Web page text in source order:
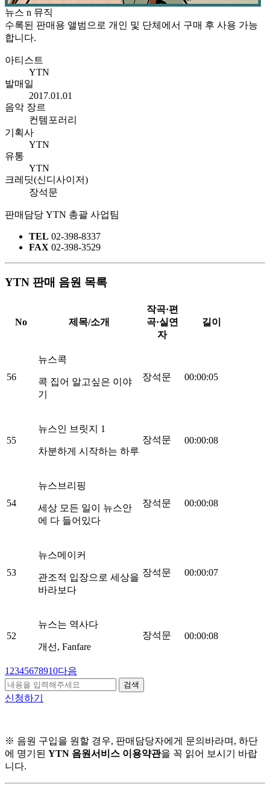
뉴스 n 뮤직
수록된 판매용 앨범으로 개인 및 단체에서 구매 후 사용 가능
합니다.
아티스트
YTN
발매일
2017.01.01
음악 장르
컨템포러리
기획사
YTN
유통
YTN
크레딧(신디사이저)
장석문
판매담당 YTN 총괄 사업팀
TEL 02-398-8337
FAX 02-398-3529
YTN 판매 음원 목록
No 제목/소개
작곡·편
곡·실연
자
길이
56
뉴스콕
콕 집어 알고싶은 이야
기
장석문 00:00:05
55
뉴스인 브릿지 1
차분하게 시작하는 하루
장석문 00:00:08
54
뉴스브리핑
세상 모든 일이 뉴스안
에 다 들어있다
장석문 00:00:08
53
뉴스메이커
관조적 입장으로 세상을
바라보다
장석문 00:00:07
52
뉴스는 역사다
개선, Fanfare
장석문 00:00:08
1 2345678910다음
검색
신청하기
※ 음원 구입을 원할 경우, 판매담당자에게 문의바라며, 하단
에 명기된 YTN 음원서비스 이용약관을 꼭 읽어 보시기 바랍
니다.